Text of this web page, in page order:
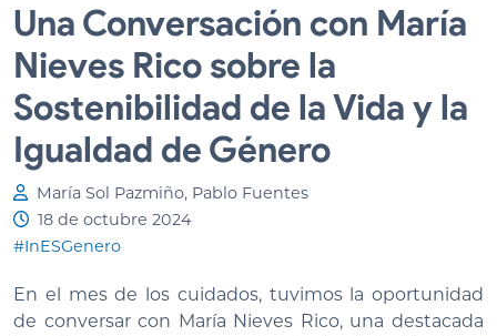
Una Conversación con María
Nieves Rico sobre la
Sostenibilidad de la Vida y la
Igualdad de Género
María Sol Pazmiño, Pablo Fuentes
18 de octubre 2024
#InESGenero
En el mes de los cuidados, tuvimos la oportunidad
de conversar con María Nieves Rico, una destacada